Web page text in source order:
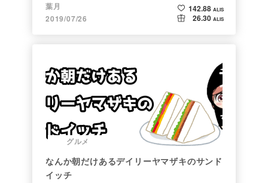
葉月
2019/07/26
142.88 ALIS
26.30 ALIS
グルメ
なんか朝だけあるデイリーヤマザキのサンド
イッチ